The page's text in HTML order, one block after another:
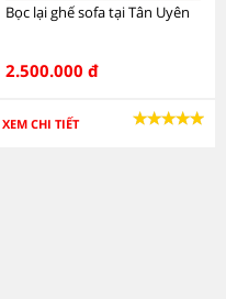
Bọc lại ghế sofa tại Tân Uyên
2.500.000 đ
XEM CHI TIẾT